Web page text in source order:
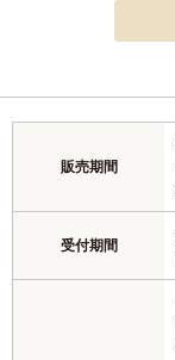
販売期間
受付期間